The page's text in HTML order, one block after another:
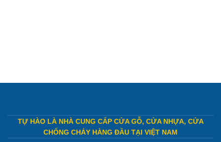
TỰ HÀO LÀ NHÀ CUNG CẤP CỬA GỖ, CỬA NHỰA, CỬA
CHỐNG CHÁY HÀNG ĐẦU TẠI VIỆT NAM